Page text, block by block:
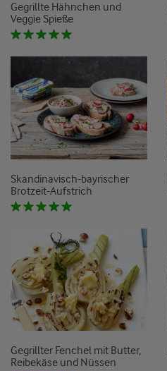
Gegrillte Hähnchen und
Veggie Spieße
Skandinavisch-bayrischer
Brotzeit-Aufstrich
Gegrillter Fenchel mit Butter,
Reibekäse und Nüssen